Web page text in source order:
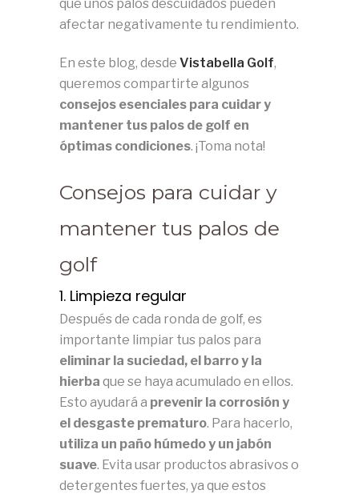
que unos palos descuidados pueden
afectar negativamente tu rendimiento.
En este blog, desde Vistabella Golf,
queremos compartirte algunos
consejos esenciales para cuidar y
mantener tus palos de golf en
óptimas condiciones. ¡Toma nota!
Consejos para cuidar y
mantener tus palos de
golf
1. Limpieza regular
Después de cada ronda de golf, es
importante limpiar tus palos para
eliminar la suciedad, el barro y la
hierba que se haya acumulado en ellos.
Esto ayudará a prevenir la corrosión y
el desgaste prematuro. Para hacerlo,
utiliza un paño húmedo y un jabón
suave. Evita usar productos abrasivos o
detergentes fuertes, ya que estos